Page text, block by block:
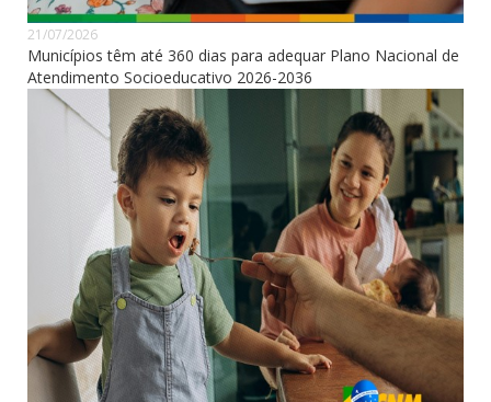
21/07/2026
Municípios têm até 360 dias para adequar Plano Nacional de
Atendimento Socioeducativo 2026-2036